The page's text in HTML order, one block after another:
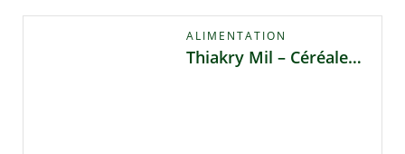
ALIMENTATION
Thiakry Mil – Céréales Authentiques